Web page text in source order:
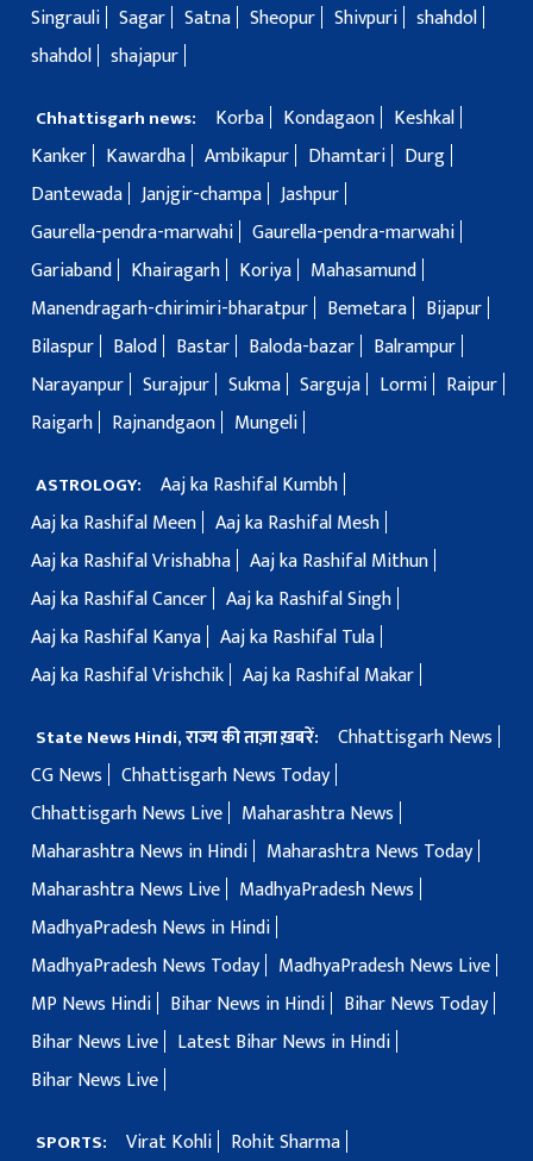
Singrauli Sagar Satna Sheopur Shivpuri shahdol
shahdol shajapur
Chhattisgarh news: Korba Kondagaon
Keshkal
Kanker
Kawardha Ambikapur Dhamtari
Durg
Dantewada Janjgir-champa Jashpur
Gaurella-pendra-marwahi Gaurella-pendra-marwahi
Gariaband
Khairagarh Koriya
Mahasamund
Manendragarh-chirimiri-bharatpur
Bemetara
Bijapur
Bilaspur
Balod Bastar Baloda-bazar
Balrampur
Narayanpur Surajpur Sukma Sarguja Lormi
Raipur
Raigarh
Rajnandgaon Mungeli
ASTROLOGY:
Aaj ka Rashifal Kumbh
Aaj ka Rashifal Meen Aaj ka Rashifal Mesh
Aaj ka Rashifal Vrishabha Aaj ka Rashifal Mithun
Aaj ka Rashifal Cancer Aaj ka Rashifal Singh
Aaj ka Rashifal Kanya Aaj ka Rashifal Tula
Aaj ka Rashifal Vrishchik Aaj ka Rashifal Makar
State News Hindi, राज्य की ताज़ा ख़बरें:
Chhattisgarh News
CG News
Chhattisgarh News Today
Chhattisgarh News Live
Maharashtra News
Maharashtra News in Hindi
Maharashtra News Today
Maharashtra News Live
MadhyaPradesh News
MadhyaPradesh News in Hindi
MadhyaPradesh News Today
MadhyaPradesh News Live
MP News Hindi
Bihar News in Hindi
Bihar News Today
Bihar News Live
Latest Bihar News in Hindi
Bihar News Live
SPORTS: Virat Kohli
Rohit Sharma